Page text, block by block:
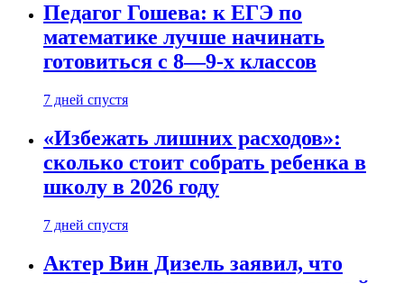
Педагог Гошева: к ЕГЭ по
математике лучше начинать
готовиться с 8—9-х классов
7 дней спустя
«Избежать лишних расходов»:
сколько стоит собрать ребенка в
школу в 2026 году
7 дней спустя
Актер Вин Дизель заявил, что